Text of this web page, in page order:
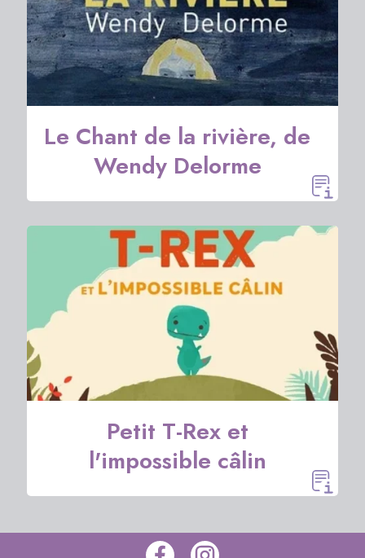
Le Chant de la rivière, de
Wendy Delorme
Petit T-Rex et
l'impossible câlin